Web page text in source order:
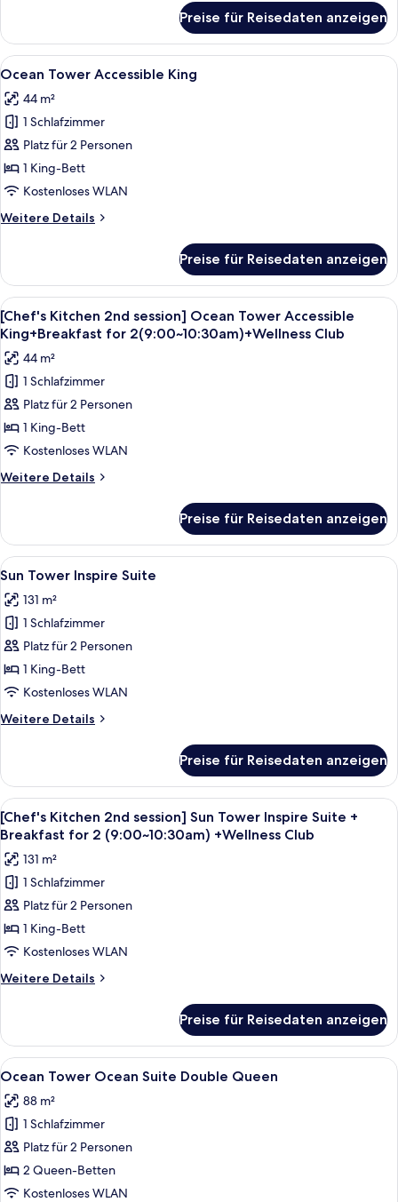
Splash
Bay
Ticket,
4
Pax
(Usage:
CI
14-
20
/
12)
anzeigen
Bay
PKG]
Forest
Accessible
King
Splash
Bay
Ticket,
Pax
20
CO
8-
12)
Preise für Reisedaten anzeigen
Alle
Fotos
für
Ocean
Tower
Accessible
King
Ein modernes Hotelzimmer mit
5
Ocean Tower Accessible King
44 m²
1 Schlafzimmer
Platz für 2 Personen
1 King-Bett
Kostenloses WLAN
Weitere Details
Weitere
Tower
Accessible
King
Preise für Reisedaten anzeigen
Alle
Fotos
für
[Chef's
Kitchen
2nd
session]
Ocean
Tower
Accessible
for
2(9:00~10:30am)+Wellness
Club
anzeigen
Ein modernes Hotelzimmer mit
5
[Chef's Kitchen 2nd session] Ocean Tower Accessible
King+Breakfast for 2(9:00~10:30am)+Wellness Club
44 m²
1 Schlafzimmer
Platz für 2 Personen
1 King-Bett
Kostenloses WLAN
Weitere Details
Weitere
Kitchen
2nd
session]
Tower
Accessible
for
2(9:00~10:30am)+Wellness
Club
Preise für Reisedaten anzeigen
Alle
Fotos
für
Sun
Tower
Inspire
Suite
Ein modernes Hotelzimmer mit
5
Sun Tower Inspire Suite
131 m²
1 Schlafzimmer
Platz für 2 Personen
1 King-Bett
Kostenloses WLAN
Weitere Details
Weitere
Tower
Inspire
Suite
Preise für Reisedaten anzeigen
Alle
Fotos
für
[Chef's
Kitchen
2nd
session]
Sun
Tower
Inspire
+
Breakfast
for
2
(9:00~10:30am)
+Wellness
Club
anzeigen
Ein modernes Hotelzimmer mit
5
[Chef's Kitchen 2nd session] Sun Tower Inspire Suite +
Breakfast for 2 (9:00~10:30am) +Wellness Club
131 m²
1 Schlafzimmer
Platz für 2 Personen
1 King-Bett
Kostenloses WLAN
Weitere Details
Weitere
Kitchen
2nd
session]
Tower
Inspire
+
Breakfast
for
Preise für Reisedaten anzeigen
Alle
Fotos
für
Ocean
Tower
Ocean
Suite
Ein Hotelzimmer mit zwei Betten,
6
Ocean Tower Ocean Suite Double Queen
88 m²
1 Schlafzimmer
Platz für 2 Personen
2 Queen-Betten
Kostenloses WLAN